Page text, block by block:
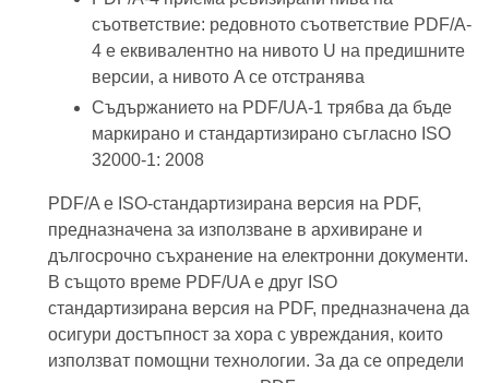
съответствие: редовното съответствие PDF/A-
4 е еквивалентно на нивото U на предишните
версии, а нивото A се отстранява
Съдържанието на PDF/UA-1 трябва да бъде
маркирано и стандартизирано съгласно ISO
32000-1: 2008
PDF/A е ISO-стандартизирана версия на PDF,
предназначена за използване в архивиране и
дългосрочно съхранение на електронни документи.
В същото време PDF/UA е друг ISO
стандартизирана версия на PDF, предназначена да
осигури достъпност за хора с увреждания, които
използват помощни технологии. За да се определи